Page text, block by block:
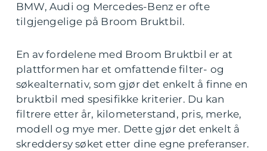
BMW, Audi og Mercedes-Benz er ofte
tilgjengelige på Broom Bruktbil.
En av fordelene med Broom Bruktbil er at
plattformen har et omfattende filter- og
søkealternativ, som gjør det enkelt å finne en
bruktbil med spesifikke kriterier. Du kan
filtrere etter år, kilometerstand, pris, merke,
modell og mye mer. Dette gjør det enkelt å
skreddersy søket etter dine egne preferanser.